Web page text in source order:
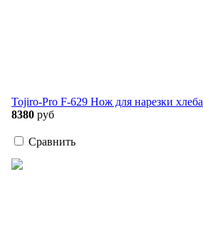
Tojiro-Pro F-629 Нож для нарезки хлеба
8380 руб
Сравнить